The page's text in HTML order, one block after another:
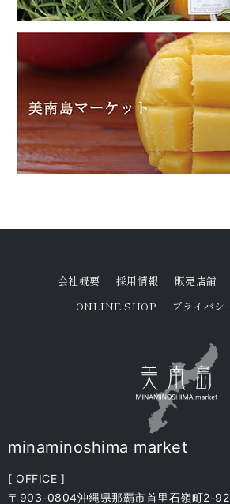
会社概要 採用情報 販売店舗
ONLINE SHOP
プライバシ
minaminoshima market
[ OFFICE ]
〒903-0804沖縄県那覇市首里石嶺町2-92